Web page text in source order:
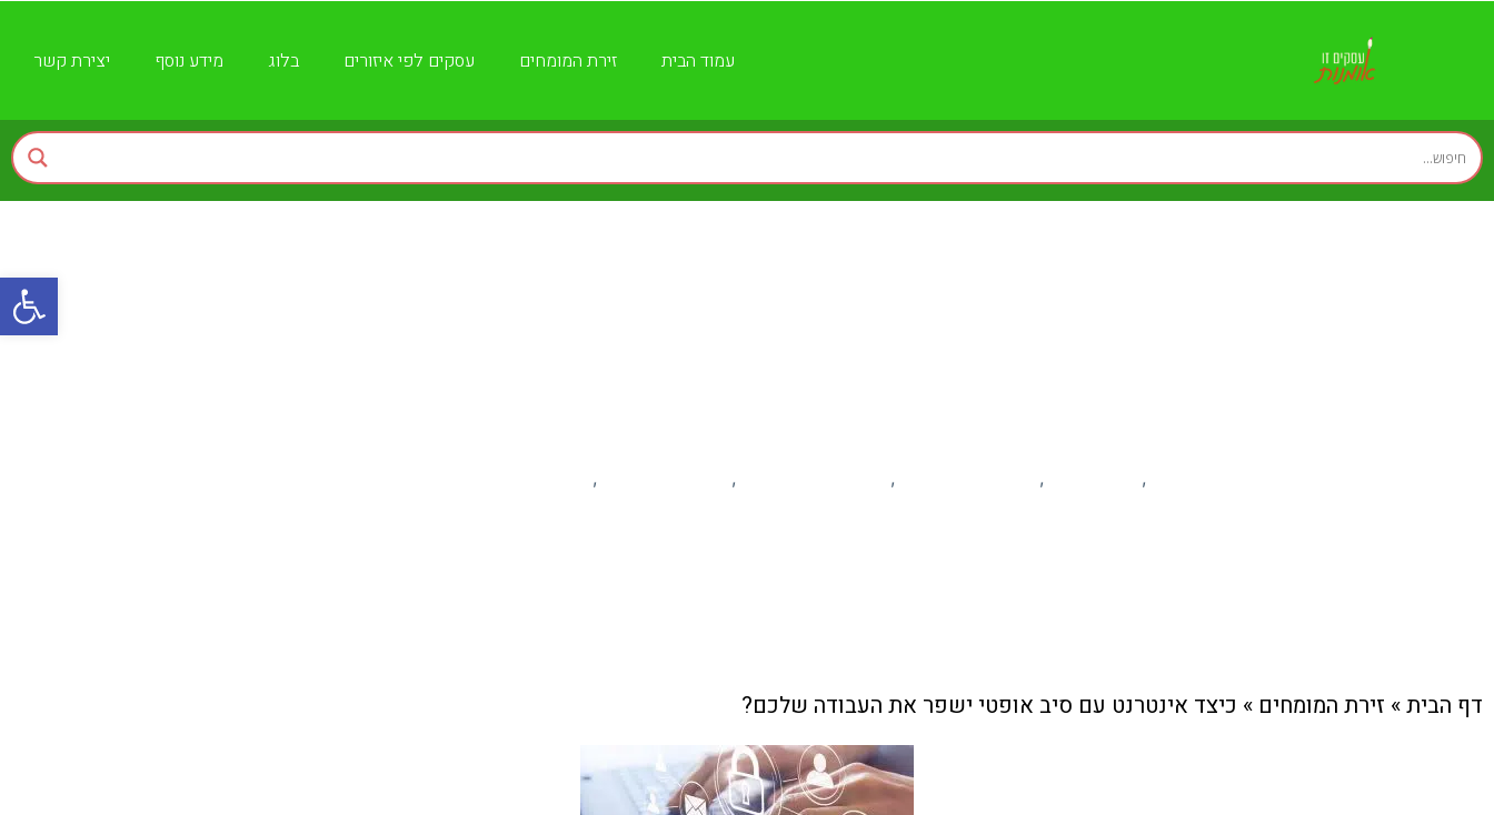
עמוד הבית זירת המומחים עסקים לפי איזורים בלוג מידע נוסף יצירת קשר
,
,
,
,
,
דף הבית» זירת המומחים » כיצד אינטרנט עם סיב אופטי ישפר את העבודה שלכם?